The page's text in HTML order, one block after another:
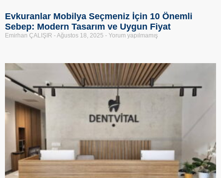
Evkuranlar Mobilya Seçmeniz İçin 10 Önemli
Sebep: Modern Tasarım ve Uygun Fiyat
Emirhan ÇALIŞIR Ağustos 18, 2025 Yorum yapılmamış